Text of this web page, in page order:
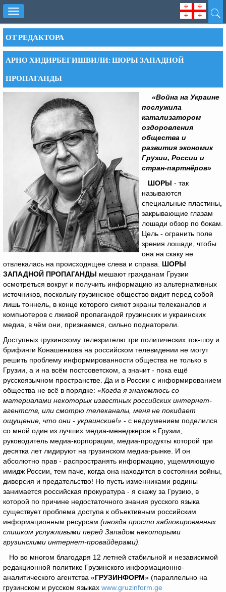
Toggle
navigation
ОТ РЕДАКТОРА
АРНО ХИДИРБЕГИШВИЛИ: ШОРЫ ЗАПАДНОЙ
ПРОПАГАНДЫ
«Война на Украине
послужила
катализатором
оздоровления
общества и
развития экономик
Грузии, России и
стран-партнёров»
ШОРЫ - так
называются
специальные пластины,
закрывающие глазам
лошади обзор по бокам.
Цель - огранить поле
зрения лошади, чтобы
она на скаку не
отвлекалась на происходящее слева и справа. ШОРЫ
ЗАПАДНОЙ ПРОПАГАНДЫ мешают гражданам Грузии
осмотреться вокруг и получить информацию из альтернативных
источников, поскольку грузинское общество видит перед собой
лишь тоннель, в конце которого сияют экраны телеканалов и
компьютеров с лживой пропагандой грузинских и украинских
медиа, в чём они, признаемся, сильно поднаторели.
Доступных грузинскому телезрителю три политических ток-шоу и
брифинги Конашенкова на российском телевидении не могут
решить проблему информированности общества не только в
Грузии, а и на всём постсоветском, а значит - пока ещё
русскоязычном пространстве. Да и в России с информированием
общества не всё в порядке: «Когда я знакомлюсь со
материалами некоторых известных российских интернет-
агентств, или смотрю телеканалы, меня не покидает
ощущение, что они - украинские!» - с недоумением поделился
со мной один из лучших медиа-менеджеров в Грузии,
руководитель медиа-корпорации, медиа-продукты которой три
десятка лет лидируют на грузинском медиа-рынке. И он
абсолютно прав - распространять информацию, ущемляющую
имидж России, тем паче, когда она находится в состоянии войны,
диверсия и предательство! Но пусть изменниками родины
занимается российская прокуратура - я скажу за Грузию, в
которой по причине недостаточного знания русского языка
существует проблема доступа к объективным российским
информационным ресурсам (иногда просто заблокированных
слишком услужливыми перед Западом некоторыми
грузинскими интернет-провайдерами).
Но во многом благодаря 12 летней стабильной и независимой
редакционной политике Грузинского информационно-
аналитического агентства «ГРУЗИНФОРМ» (параллельно на
грузинском и русском языках www.gruzinform.ge